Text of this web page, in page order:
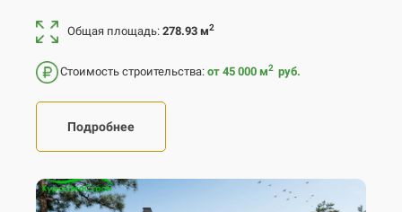
Общая площадь: 278.93 м2
Стоимость строительства: от 45 000 м2 руб.
Подробнее